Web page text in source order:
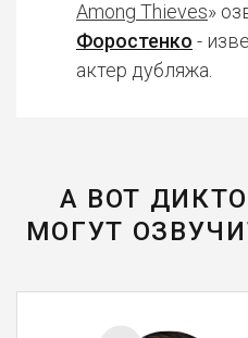
Among Thieves»
Форостенко -
актер дубляжа.
А ВОТ
МОГУТ